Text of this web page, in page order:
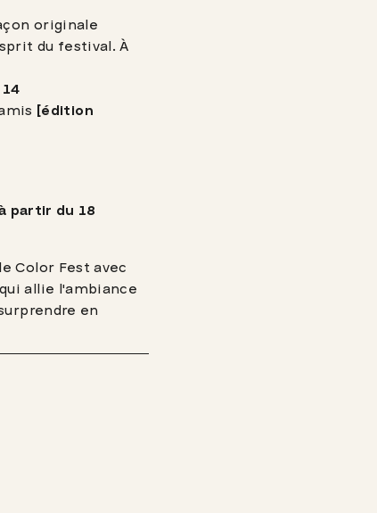
originale
du festival. À
[édition
partir du 18
Color Fest avec
allie l'ambiance
en